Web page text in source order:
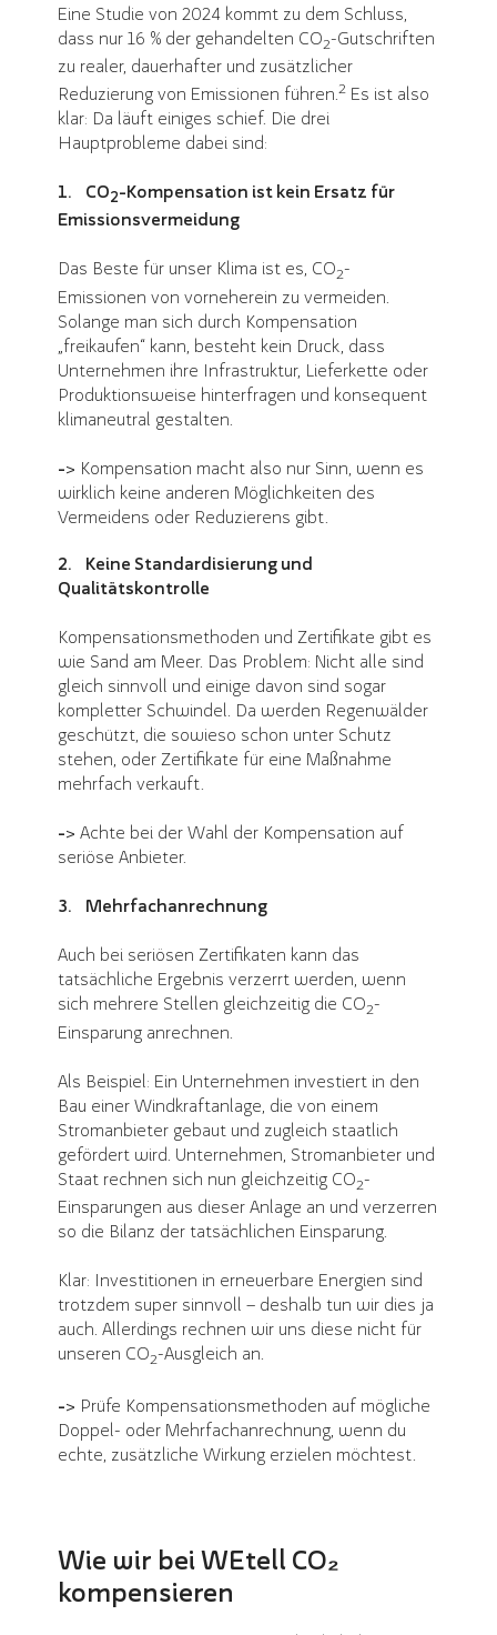
Eine Studie von 2024 kommt zu dem Schluss,
dass nur 16 % der gehandelten CO2-Gutschriften
zu realer, dauerhafter und zusätzlicher
Reduzierung von Emissionen führen.2 Es ist also
klar: Da läuft einiges schief. Die drei
Hauptprobleme dabei sind:
1. CO2-Kompensation ist kein Ersatz für
Emissionsvermeidung
Das Beste für unser Klima ist es, CO2-
Emissionen von vorneherein zu vermeiden.
Solange man sich durch Kompensation
„freikaufen“ kann, besteht kein Druck, dass
Unternehmen ihre Infrastruktur, Lieferkette oder
Produktionsweise hinterfragen und konsequent
klimaneutral gestalten.
-> Kompensation macht also nur Sinn, wenn es
wirklich keine anderen Möglichkeiten des
Vermeidens oder Reduzierens gibt.
2. Keine Standardisierung und
Qualitätskontrolle
Kompensationsmethoden und Zertifikate gibt es
wie Sand am Meer. Das Problem: Nicht alle sind
gleich sinnvoll und einige davon sind sogar
kompletter Schwindel. Da werden Regenwälder
geschützt, die sowieso schon unter Schutz
stehen, oder Zertifikate für eine Maßnahme
mehrfach verkauft.
-> Achte bei der Wahl der Kompensation auf
seriöse Anbieter.
3. Mehrfachanrechnung
Auch bei seriösen Zertifikaten kann das
tatsächliche Ergebnis verzerrt werden, wenn
sich mehrere Stellen gleichzeitig die CO2-
Einsparung anrechnen.
Als Beispiel: Ein Unternehmen investiert in den
Bau einer Windkraftanlage, die von einem
Stromanbieter gebaut und zugleich staatlich
gefördert wird. Unternehmen, Stromanbieter und
Staat rechnen sich nun gleichzeitig CO2-
Einsparungen aus dieser Anlage an und verzerren
so die Bilanz der tatsächlichen Einsparung.
Klar: Investitionen in erneuerbare Energien sind
trotzdem super sinnvoll – deshalb tun wir dies ja
auch. Allerdings rechnen wir uns diese nicht für
unseren CO2-Ausgleich an.
-> Prüfe Kompensationsmethoden auf mögliche
Doppel- oder Mehrfachanrechnung, wenn du
echte, zusätzliche Wirkung erzielen möchtest.
Wie wir bei WEtell CO₂
kompensieren